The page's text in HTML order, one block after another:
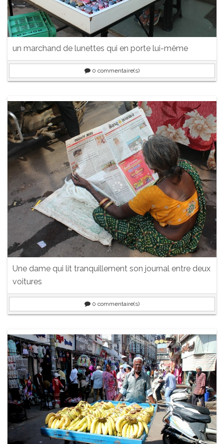
un marchand de lunettes qui en porte lui-même
0 commentaire(s)
Une dame qui lit tranquillement son journal entre deux
voitures
0 commentaire(s)